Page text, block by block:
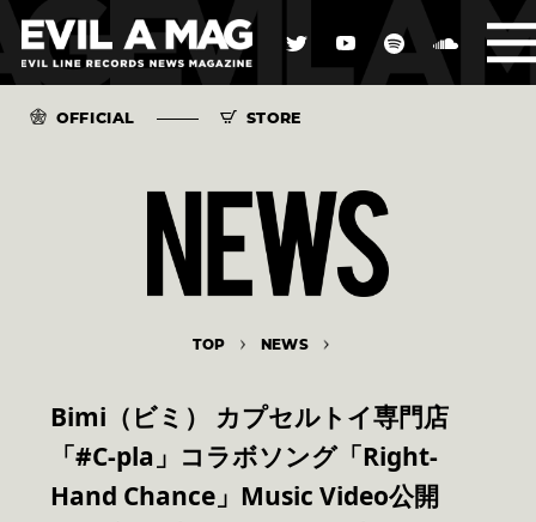
OFFICIAL STORE
TOP NEWS
Bimi（ビミ） カプセルトイ専門店
「#C-pla」コラボソング「Right-
Hand Chance」Music Video公開